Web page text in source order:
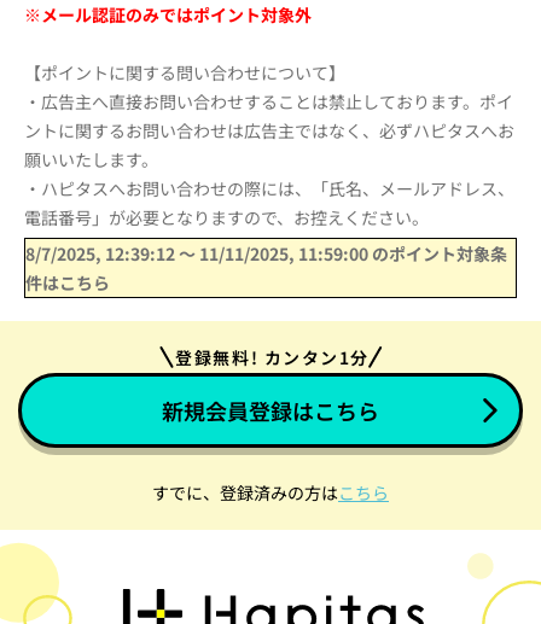
※メール認証のみではポイント対象外
【ポイントに関する問い合わせについて】
・広告主へ直接お問い合わせすることは禁止しております。ポイ
ントに関するお問い合わせは広告主ではなく、必ずハピタスへお
願いいたします。
・ハピタスへお問い合わせの際には、「氏名、メールアドレス、
電話番号」が必要となりますので、お控えください。
8/7/2025, 12:39:12〜 11/11/2025, 11:59:00 のポイント対象条
件はこちら
登録無料! カンタン1分
新規会員登録はこちら
すでに、登録済みの方はこちら